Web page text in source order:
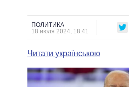
ГЛАВЫ
МЭРЫ
ВСЕ ПЕРСОНЫ
СРАВНЕНИЕ
ПОЛИТИКА
18 июля 2024, 18:41
Читати українською